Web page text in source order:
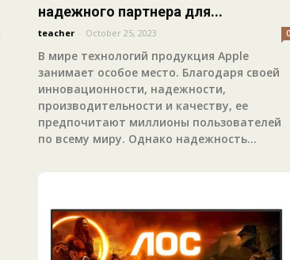
надежного партнера для...
teacher - October 25, 2023 0
В мире технологий продукция Apple
занимает особое место. Благодаря своей
инновационности, надежности,
производительности и качеству, ее
предпочитают миллионы пользователей
по всему миру. Однако надежность...